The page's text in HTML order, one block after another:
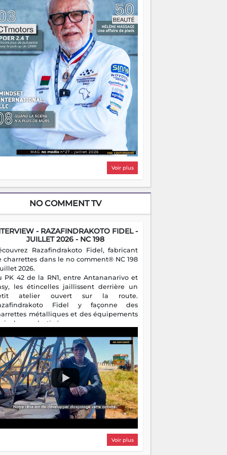
on pourrait s'arrêter là, applaudir et
chez soi satisfait. Mais ce serait
à côté d'une chose essentielle. La
ça brûle fort — et parfois, ça brûle
Une flamme sans direction peut
autant qu'elle peut consumer. C'est
que les aînés entrent en scène — pas
reprendre le gouvernail, mais pour
où sont les récifs. Les jeunes ont la
les vieux ont l'expérience, comme on
Ce n'est pas un combat de générations
c'est une question d'équipage. Partagez
réussites, mais aussi vos échecs. Surtout
échecs, d'ailleurs — ils enseignent
que n'importe quel manuel. À
la barque avance. Il faut juste
que tout le monde rame dans le
Voir plus
NO COMMENT TV
- RAZAFINDRAKOTO FIDEL -
JUILLET 2026 - NC 198
Razafindrakoto Fidel, fabricant
charrettes dans le no comment® NC 198
2026.
PK 42 de la RN1, entre Antananarivo et
les étincelles jaillissent derrière un
atelier ouvert sur la route.
Fidel y façonne des
métalliques et des équipements
destinés aux campagnes
il perpétue un métier discret mais
Voir plus